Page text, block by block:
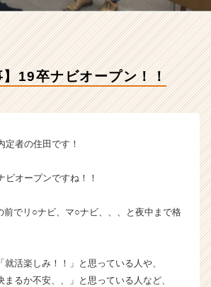
チ
企
か
ス
ウ
届
活
サ
】19卒ナビオープン！！
定者の住田です！
ビオープンですね！！
前でリ○ナビ、マ○ナビ、、、と夜中まで格
就活楽しみ！！」と思っている人や、
るか不安、、」と思っている人など、